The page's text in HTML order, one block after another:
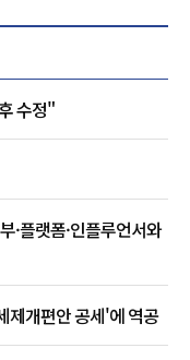
수정"
·플랫폼·인플루언서와
개편안 공세'에 역공